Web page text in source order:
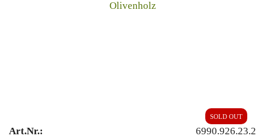
SOLD OUT
Art.Nr.:
6990.926.23.2